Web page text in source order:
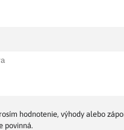
hodnotenie, výhody alebo
povinná.